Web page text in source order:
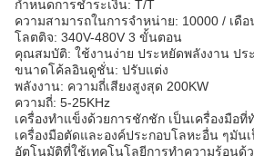
กําหนดการชําระเงิน: T/T
ความสามารถในการจําหน่าย: 10000 / เดือ
โลตติจ: 340V-480V 3 ขั้นตอน
คุณสมบัติ: ใช้งานง่าย ประหยัดพลังงาน ปร
ขนาดโค้ลอินดูชั่น: ปรับแต่ง
พลังงาน: ความถี่เสียงสูงสุด 200KW
ความถี่: 5-25KHz
เครื่องทําแข็งด้วยการชักชัก เป็นเครื่องมือ
เครื่องมือตัดและองค์ประกอบโลหะอื่น ๆมัน
อัตโนมัติที่ใช้เทคโนโลยีการทําความร้อนด้ว